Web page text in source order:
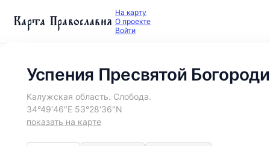
Карта Православия На карту
О проекте
Войти
Успения Пресвятой
Калужская область. Слобода.
34°49′46″E 53°28′36″N
показать на карте